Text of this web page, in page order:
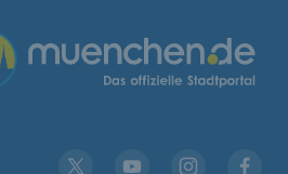
Übergreifende Links